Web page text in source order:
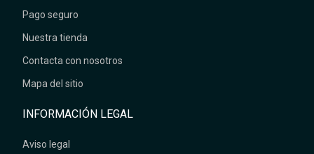
Pago seguro
Nuestra tienda
Contacta con nosotros
Mapa del sitio
INFORMACIÓN LEGAL
Aviso legal